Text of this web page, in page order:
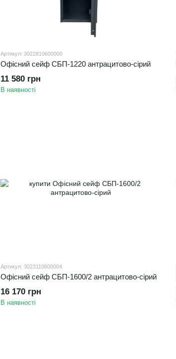
Артикул: 3022810600000
Офісний сейф CБП-1220 антрацитово-сірий
11 580 грн
В наявності
Артикул: 3023110600004
Офісний сейф CБП-1600/2 антрацитово-сірий
16 170 грн
В наявності